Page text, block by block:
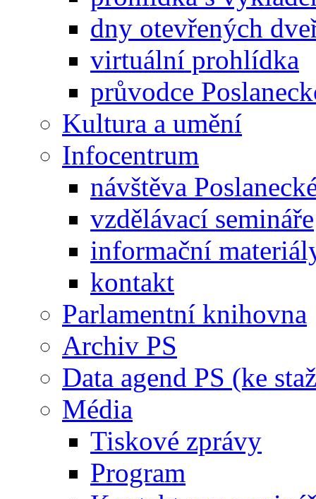
dny otevřených
virtuální prohlídka
průvodce
Kultura a umění
Infocentrum
návštěva
vzdělávací semináře
informační
kontakt
Parlamentní knihovna
Archiv PS
Data agend PS (ke
Média
Tiskové zprávy
Program